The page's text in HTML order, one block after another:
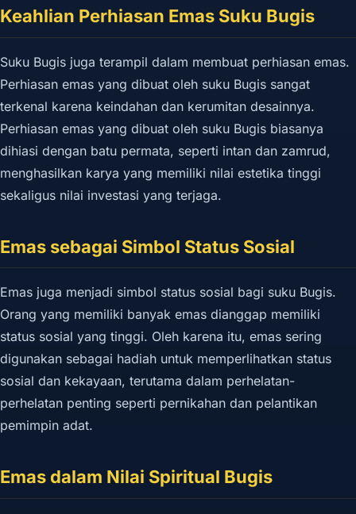
Keahlian Perhiasan Emas Suku Bugis
Suku Bugis juga terampil dalam membuat perhiasan emas.
Perhiasan emas yang dibuat oleh suku Bugis sangat
terkenal karena keindahan dan kerumitan desainnya.
Perhiasan emas yang dibuat oleh suku Bugis biasanya
dihiasi dengan batu permata, seperti intan dan zamrud,
menghasilkan karya yang memiliki nilai estetika tinggi
sekaligus nilai investasi yang terjaga.
Emas sebagai Simbol Status Sosial
Emas juga menjadi simbol status sosial bagi suku Bugis.
Orang yang memiliki banyak emas dianggap memiliki
status sosial yang tinggi. Oleh karena itu, emas sering
digunakan sebagai hadiah untuk memperlihatkan status
sosial dan kekayaan, terutama dalam perhelatan-
perhelatan penting seperti pernikahan dan pelantikan
pemimpin adat.
Emas dalam Nilai Spiritual Bugis